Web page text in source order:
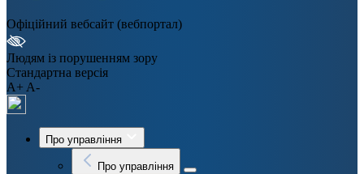
Офіційний вебсайт (вебпортал)
Людям із порушенням зору
Стандартна версія
A+ A-
Про управління
Про управління